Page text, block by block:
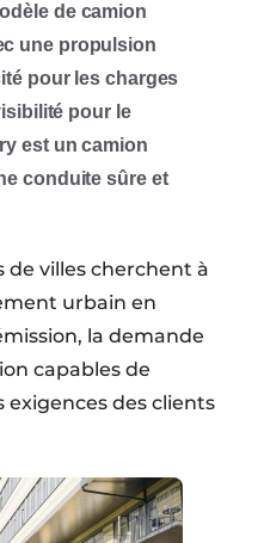
et égouttage
de camion
une propulsion
pour les charges
pour le
est un camion
conduite sûre et
de villes cherchent à
urbain en
la demande
capables de
exigences des clients